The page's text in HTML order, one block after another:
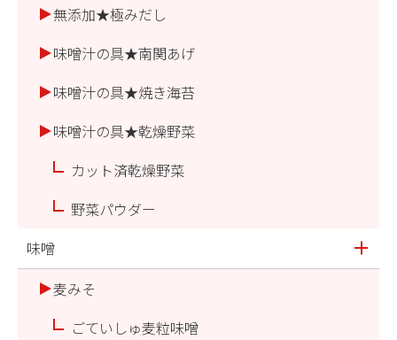
無添加★極みだし
味噌汁の具★南関あげ
味噌汁の具★焼き海苔
味噌汁の具★乾燥野菜
カット済乾燥野菜
野菜パウダー
味噌
麦みそ
ごていしゅ麦粒味噌